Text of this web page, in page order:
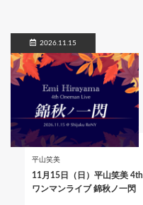
2026.11.15
平山笑美
11月15日（日）平山笑美 4th
ワンマンライブ 錦秋ノ一閃